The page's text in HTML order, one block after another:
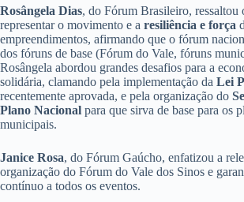
Rosângela Dias, do Fórum Brasileiro, ressaltou
representar o movimento e a resiliência e força
empreendimentos, afirmando que o fórum
dos fóruns de base (Fórum do Vale, fóruns
Rosângela abordou grandes desafios para a
solidária, clamando pela implementação da Lei
recentemente aprovada, e pela organização do
Plano Nacional para que sirva de base para os
municipais.
Janice Rosa, do Fórum Gaúcho, enfatizou a
organização do Fórum do Vale dos Sinos e
contínuo a todos os eventos.